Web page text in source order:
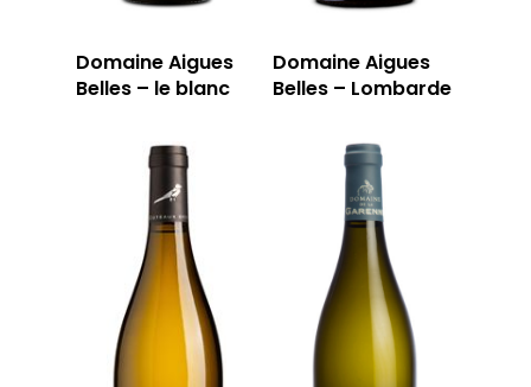
Domaine Aigues
Belles – le blanc
Domaine Aigues
Belles – Lombarde